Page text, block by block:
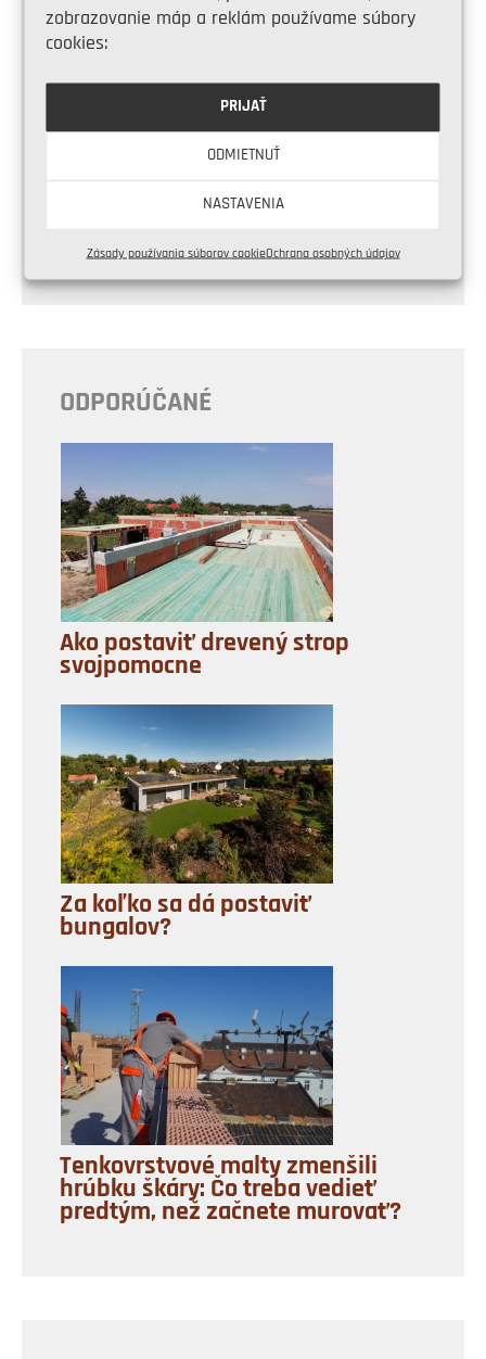
zobrazovanie máp a reklám používame súbory
cookies:
PRIJAŤ
ODMIETNUŤ
NASTAVENIA
Zásady používania súborov cookieOchrana osobných údajov
Vyberáme hmoždinky do
dierovanej tehly
ODPORÚČANÉ
Ako postaviť drevený strop
svojpomocne
Za koľko sa dá postaviť
bungalov?
Tenkovrstvové malty zmenšili
hrúbku škáry: Čo treba vedieť
predtým, než začnete murovať?